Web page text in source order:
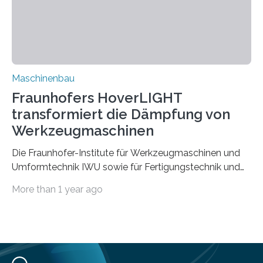
Maschinenbau
Fraunhofers HoverLIGHT
transformiert die Dämpfung von
Werkzeugmaschinen
Die Fraunhofer-Institute für Werkzeugmaschinen und
Umformtechnik IWU sowie für Fertigungstechnik und
Durchbruch in der Materialforschung erzielt: Der
partikelgefüllten Hohlkugeln erreicht HoverLIGHT einen
More than 1 year ago